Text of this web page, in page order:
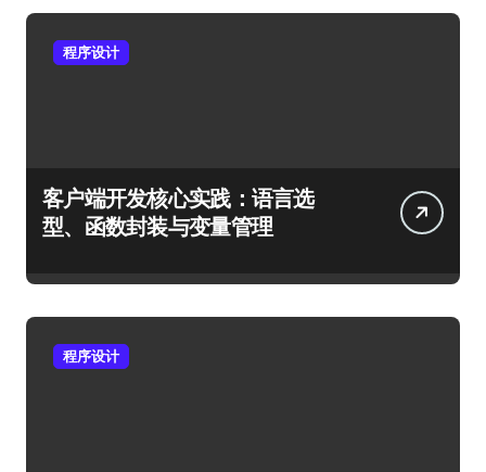
程序设计
客户端开发核心实践：语言选
型、函数封装与变量管理
程序设计